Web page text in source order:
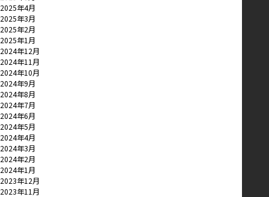
2025年4月
2025年3月
2025年2月
2025年1月
2024年12月
2024年11月
2024年10月
2024年9月
2024年8月
2024年7月
2024年6月
2024年5月
2024年4月
2024年3月
2024年2月
2024年1月
2023年12月
2023年11月